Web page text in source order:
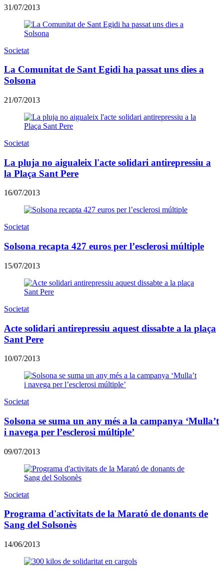
31/07/2013
Societat
La Comunitat de Sant Egidi ha passat uns dies a
Solsona
21/07/2013
Societat
La pluja no aigualeix l'acte solidari antirepressiu a
la Plaça Sant Pere
16/07/2013
Societat
Solsona recapta 427 euros per l’esclerosi múltiple
15/07/2013
Societat
Acte solidari antirepressiu aquest dissabte a la plaça
Sant Pere
10/07/2013
Societat
Solsona se suma un any més a la campanya ‘Mulla’t
i navega per l’esclerosi múltiple’
09/07/2013
Societat
Programa d'activitats de la Marató de donants de
Sang del Solsonès
14/06/2013